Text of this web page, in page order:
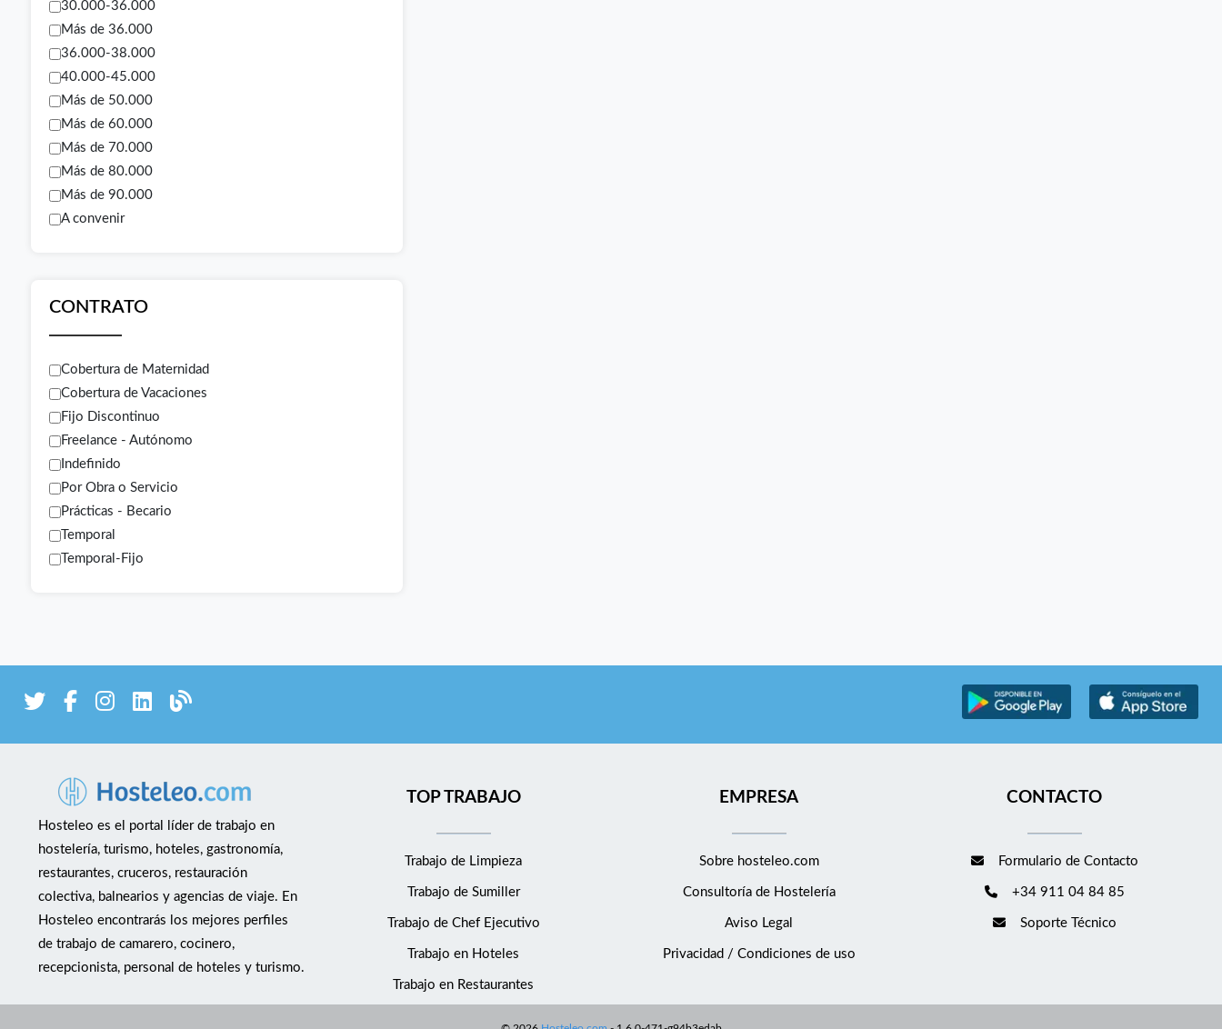
30.000-36.000
Más de 36.000
36.000-38.000
40.000-45.000
Más de 50.000
Más de 60.000
Más de 70.000
Más de 80.000
Más de 90.000
A convenir
CONTRATO
Cobertura de Maternidad
Cobertura de Vacaciones
Fijo Discontinuo
Freelance - Autónomo
Indefinido
Por Obra o Servicio
Prácticas - Becario
Temporal
Temporal-Fijo
Hosteleo es el portal líder de trabajo en
hostelería, turismo, hoteles, gastronomía,
restaurantes, cruceros, restauración
colectiva, balnearios y agencias de viaje. En
Hosteleo encontrarás los mejores perfiles
de trabajo de camarero, cocinero,
recepcionista, personal de hoteles y turismo.
TOP TRABAJO
Trabajo de Limpieza
Trabajo de Sumiller
Trabajo de Chef Ejecutivo
Trabajo en Hoteles
Trabajo en Restaurantes
EMPRESA
Sobre hosteleo.com
Consultoría de Hostelería
Aviso Legal
Privacidad / Condiciones de uso
CONTACTO
Formulario de Contacto
+34 911 04 84 85
Soporte Técnico